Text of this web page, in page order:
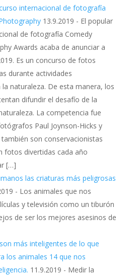
internacional de fotografía
13.9.2019 - El popular
de fotografía Comedy
Awards acaba de anunciar a
Es un concurso de fotos
durante actividades
naturaleza. De esta manera, los
difundir el desafío de la
La competencia fue
Paul Joynson-Hicks y
son conservacionistas
fotos divertidas cada año
[…]
las criaturas más peligrosas
- Los animales que nos
y televisión como un tiburón
de ser los mejores asesinos de
más inteligentes de lo que
los animales 14 que nos
11.9.2019 - Medir la